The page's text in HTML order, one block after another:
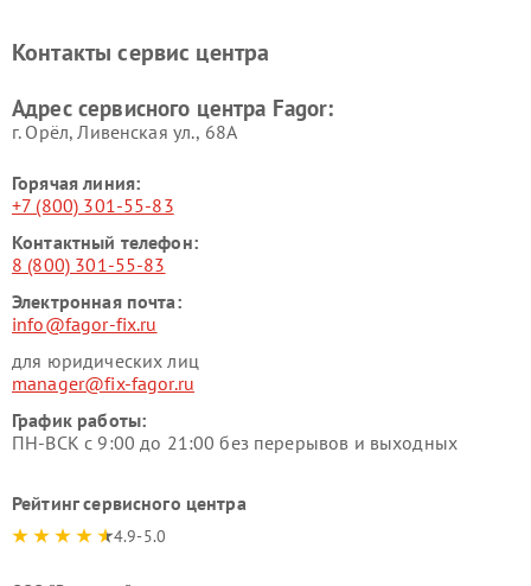
Контакты сервис центра
Адрес сервисного центра Fagor:
г. Орёл, Ливенская ул., 68А
Горячая линия:
+7 (800) 301-55-83
Контактный телефон:
8 (800) 301-55-83
Электронная почта:
info@fagor-fix.ru
для юридических лиц
manager@fix-fagor.ru
График работы:
ПН-ВСК с 9:00 до 21:00 без перерывов и выходных
Рейтинг сервисного центра
4.9-5.0